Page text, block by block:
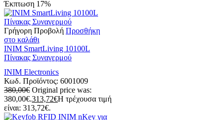
Έκπτωση 17%
Γρήγορη Προβολή Προσθήκη
στο καλάθι
INIM SmartLiving 10100L
Πίνακας Συναγερμού
INIM Electronics
Κωδ. Προϊόντος: 6001009
380,00€ Original price was:
380,00€.313,72€Η τρέχουσα τιμή
είναι: 313,72€.